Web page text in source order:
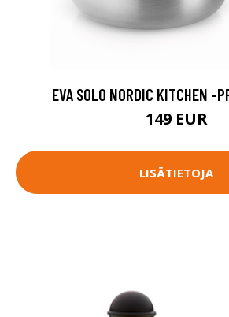
EVA SOLO NORDIC KITCHEN -
149 EUR
LISÄTIETOJA